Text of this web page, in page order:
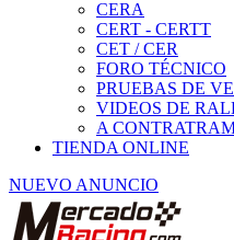
CET / CER
FORO TÉCNICO
PRUEBAS DE
VIDEOS DE
A
TIENDA ONLINE
NUEVO ANUNCIO